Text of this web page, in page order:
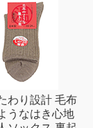
わり設計 毛布
うなはき心地